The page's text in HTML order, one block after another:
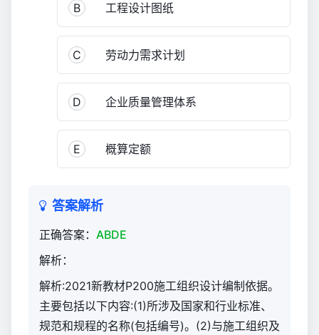
B 工程设计图纸
C 劳动力需求计划
D 企业质量管理体系
E 概算定额
答案解析
正确答案： ABDE
解析：
解析:2021新教材P200施工组织设计编制依据。
主要包括以下内容:(1)所涉及国家和行业标准、
规范和规程的名称(包括编号)。(2)与施工组织及